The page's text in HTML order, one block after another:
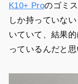
K10+ Proのゴミ
しか持っていな
いていて、結果
っているんだと思